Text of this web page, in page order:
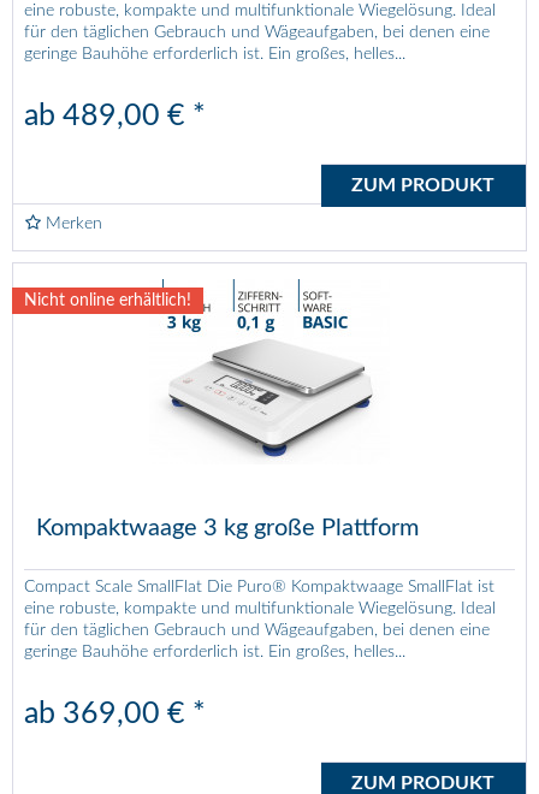
eine robuste, kompakte und multifunktionale Wiegelösung. Ideal
für den täglichen Gebrauch und Wägeaufgaben, bei denen eine
geringe Bauhöhe erforderlich ist. Ein großes, helles...
ab 489,00 € *
ZUM PRODUKT
Merken
Nicht online erhältlich!
Kompaktwaage 3 kg große Plattform
Compact Scale SmallFlat Die Puro® Kompaktwaage SmallFlat ist
eine robuste, kompakte und multifunktionale Wiegelösung. Ideal
für den täglichen Gebrauch und Wägeaufgaben, bei denen eine
geringe Bauhöhe erforderlich ist. Ein großes, helles...
ab 369,00 € *
ZUM PRODUKT